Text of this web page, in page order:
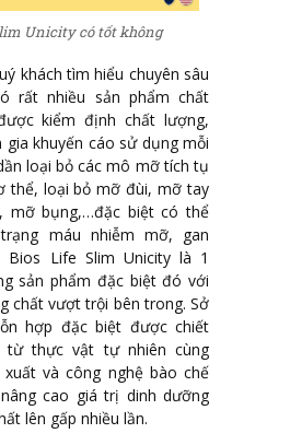
Unicity có tốt không
khách tìm hiểu chuyên sâu
rất nhiều sản phẩm chất
kiểm định chất lượng,
gia khuyến cáo sử dụng mỗi
loại bỏ các mô mỡ tích tụ
thể, loại bỏ mỡ đùi, mỡ tay
mỡ bụng,…đặc biệt có thể
máu nhiễm mỡ, gan
Life Slim Unicity là 1
sản phẩm đặc biệt đó với
chất vượt trội bên trong. Sở
hợp đặc biệt được chiết
từ thực vật tự nhiên cùng
và công nghệ bào chế
cao giá trị dinh dưỡng
lên gấp nhiều lần.